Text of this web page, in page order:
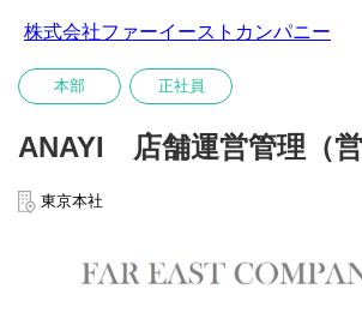
株式会社ファーイーストカンパニー
本部 正社員
ANAYI 店舗運営管理（営
東京本社